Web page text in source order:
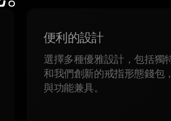
便利的設計
選擇多種優雅設計，包括獨
和我們創新的戒指形態錢包
與功能兼具。